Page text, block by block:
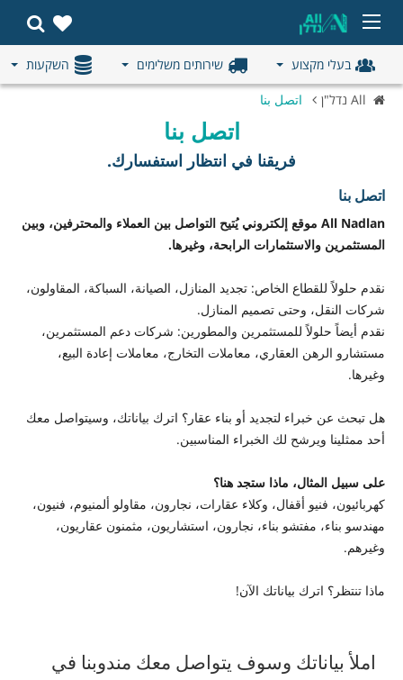
בעלי מקצוע שירותים משלימים השקעות
All נדל"ן اتصل بنا
اتصل بنا
فريقنا في انتظار استفسارك.
اتصل بنا
All Nadlan موقع إلكتروني يُتيح التواصل بين العملاء والمحترفين، وبين
المستثمرين والاستثمارات الرابحة، وغيرها.
نقدم حلولاً للقطاع الخاص: تجديد المنازل، الصيانة، السباكة، المقاولون،
شركات النقل، وحتى تصميم المنازل.
نقدم أيضاً حلولاً للمستثمرين والمطورين: شركات دعم المستثمرين،
مستشارو الرهن العقاري، معاملات التخارج، معاملات إعادة البيع،
وغيرها.
هل تبحث عن خبراء لتجديد أو بناء عقار؟ اترك بياناتك، وسيتواصل معك
أحد ممثلينا ويرشح لك الخبراء المناسبين.
على سبيل المثال، ماذا ستجد هنا؟
كهربائيون، فنيو أقفال، وكلاء عقارات، نجارون، مقاولو ألمنيوم، فنيون،
مهندسو بناء، مفتشو بناء، نجارون، استشاريون، مثمنون عقاريون،
وغيرهم.
ماذا تنتظر؟ اترك بياناتك الآن!
املأ بياناتك وسوف يتواصل معك مندوبنا في